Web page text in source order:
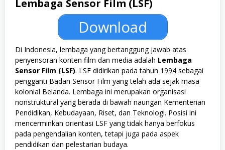
Lembaga Sensor Film (LSF)
Download
Di Indonesia, lembaga yang bertanggung jawab atas
penyensoran konten film dan media adalah Lembaga
Sensor Film (LSF). LSF didirikan pada tahun 1994 sebagai
pengganti Badan Sensor Film yang telah ada sejak masa
kolonial Belanda. Lembaga ini merupakan organisasi
nonstruktural yang berada di bawah naungan Kementerian
Pendidikan, Kebudayaan, Riset, dan Teknologi. Posisi ini
mencerminkan orientasi LSF yang tidak hanya berfokus
pada pengendalian konten, tetapi juga pada aspek
pendidikan dan pelestarian budaya.